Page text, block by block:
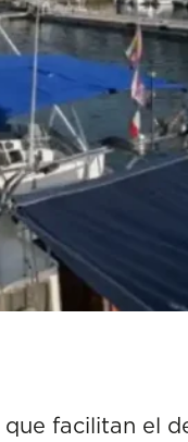
que facilitan el